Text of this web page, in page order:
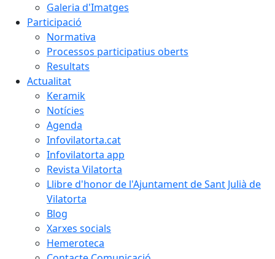
Galeria d'Imatges
Participació
Normativa
Processos participatius oberts
Resultats
Actualitat
Keramik
Notícies
Agenda
Infovilatorta.cat
Infovilatorta app
Revista Vilatorta
Llibre d'honor de l'Ajuntament de Sant Julià de
Vilatorta
Blog
Xarxes socials
Hemeroteca